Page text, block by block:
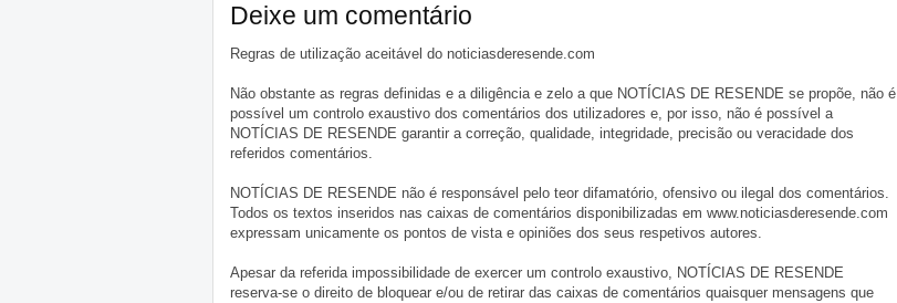
Deixe um comentário
Regras de utilização aceitável do noticiasderesende.com
Não obstante as regras definidas e a diligência e zelo a que NOTÍCIAS DE RESENDE se propõe, não é
possível um controlo exaustivo dos comentários dos utilizadores e, por isso, não é possível a
NOTÍCIAS DE RESENDE garantir a correção, qualidade, integridade, precisão ou veracidade dos
referidos comentários.
NOTÍCIAS DE RESENDE não é responsável pelo teor difamatório, ofensivo ou ilegal dos comentários.
Todos os textos inseridos nas caixas de comentários disponibilizadas em www.noticiasderesende.com
expressam unicamente os pontos de vista e opiniões dos seus respetivos autores.
Apesar da referida impossibilidade de exercer um controlo exaustivo, NOTÍCIAS DE RESENDE
reserva-se o direito de bloquear e/ou de retirar das caixas de comentários quaisquer mensagens que